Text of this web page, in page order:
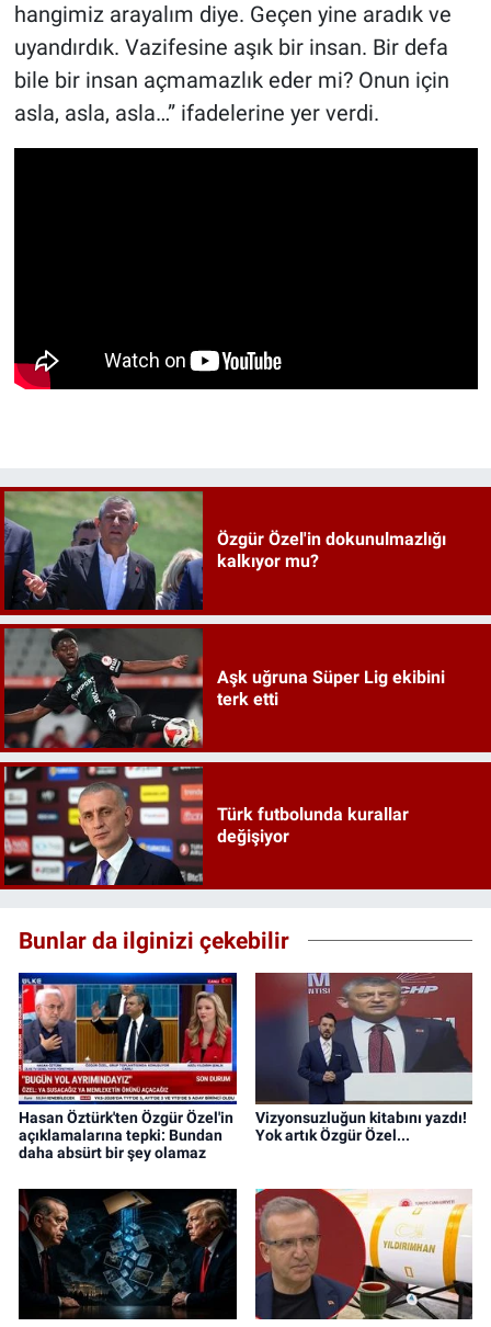
hangimiz arayalım diye. Geçen yine aradık ve
uyandırdık. Vazifesine aşık bir insan. Bir defa
bile bir insan açmamazlık eder mi? Onun için
asla, asla, asla…” ifadelerine yer verdi.
Özgür Özel'in dokunulmazlığı
kalkıyor mu?
Aşk uğruna Süper Lig ekibini
terk etti
Türk futbolunda kurallar
değişiyor
Bunlar da ilginizi çekebilir
Hasan Öztürk'ten Özgür Özel'in
açıklamalarına tepki: Bundan
daha absürt bir şey olamaz
Vizyonsuzluğun kitabını yazdı!
Yok artık Özgür Özel...